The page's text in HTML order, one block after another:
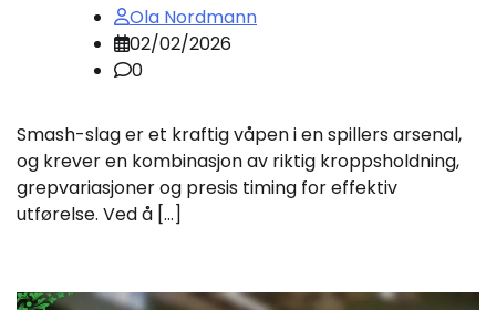
Ola Nordmann
02/02/2026
0
Smash-slag er et kraftig våpen i en spillers arsenal,
og krever en kombinasjon av riktig kroppsholdning,
grepvariasjoner og presis timing for effektiv
utførelse. Ved å […]